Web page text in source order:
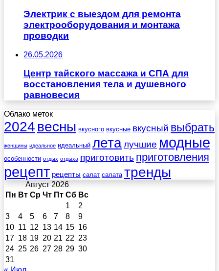
Электрик с выездом для ремонта
электрооборудования и монтажа
проводки
26.05.2026
Центр тайского массажа и СПА для
восстановления тела и душевного
равновесия
Облако меток
2024 весны вкусного вкусные вкусный выбрать
женщины идеальное идеальный леталучшие модные
особенности отдых отдыха приготовить приготовления
рецепт рецепты салат салата тренды
Август 2026
Пн Вт Ср Чт Пт Сб Вс
1
2
3
4 5 6 7 8
9
10 11 12 13 14 15 16
17 18 19 20 21 22 23
24 25 26 27 28 29 30
31